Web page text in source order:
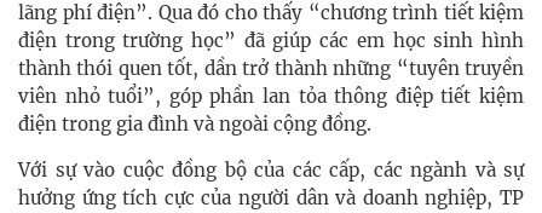
lãng phí điện”. Qua đó cho thấy “chương trình tiết kiệm
điện trong trường học” đã giúp các em học sinh hình
thành thói quen tốt, dần trở thành những “tuyên truyền
viên nhỏ tuổi”, góp phần lan tỏa thông điệp tiết kiệm
điện trong gia đình và ngoài cộng đồng.
Với sự vào cuộc đồng bộ của các cấp, các ngành và sự
hưởng ứng tích cực của người dân và doanh nghiệp, TP